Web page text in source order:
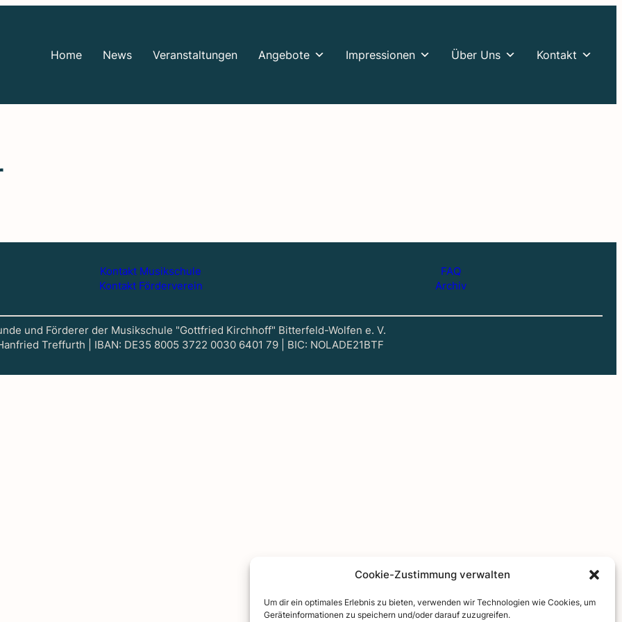
Cookie-Zustimmung verwalten
Um dir ein optimales Erlebnis zu bieten, verwenden wir Technologien wie Cookies, um
Geräteinformationen zu speichern und/oder darauf zuzugreifen.
Home News Ver­an­stal­tun­gen Ange­bo­te Impres­sio­nen Über Uns Kontakt
Kontakt Musikschule
Kontakt Förderverein
FAQ
Archiv
und Förderer der Musikschule "Gottfried Kirchhoff" Bitterfeld-Wolfen e. V.
Treffurth | IBAN: DE35 8005 3722 0030 6401 79 | BIC: NOLADE21BTF